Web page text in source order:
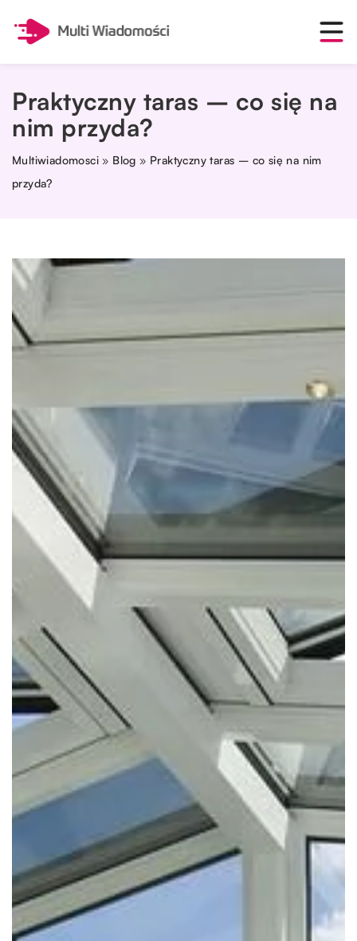
Praktyczny taras – co się na
nim przyda?
Multiwiadomosci » Blog » Praktyczny taras – co się na nim
przyda?